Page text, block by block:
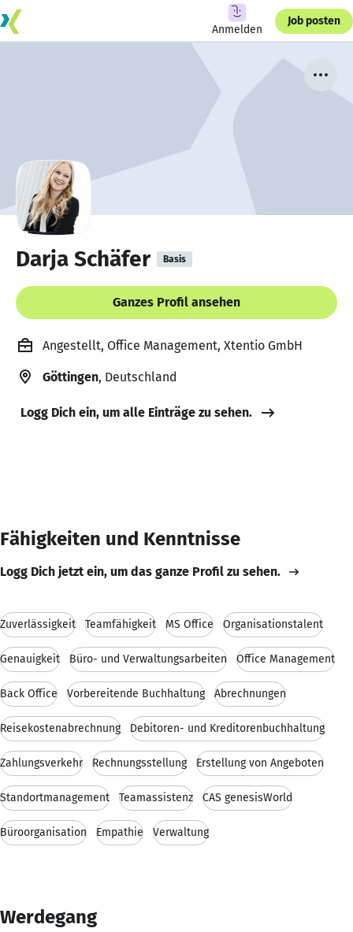
Anmelden
Job posten
Darja Schäfer Basis
Ganzes Profil ansehen
Angestellt, Office Management, Xtentio GmbH
Göttingen, Deutschland
Logg Dich ein, um alle Einträge zu sehen.
Fähigkeiten und Kenntnisse
Logg Dich jetzt ein, um das ganze Profil zu sehen.
Zuverlässigkeit Teamfähigkeit MS Office Organisationstalent
Genauigkeit Büro- und Verwaltungsarbeiten Office Management
Back Office Vorbereitende Buchhaltung Abrechnungen
Reisekostenabrechnung Debitoren- und Kreditorenbuchhaltung
Zahlungsverkehr Rechnungsstellung Erstellung von Angeboten
Standortmanagement Teamassistenz CAS genesisWorld
Büroorganisation Empathie Verwaltung
Werdegang